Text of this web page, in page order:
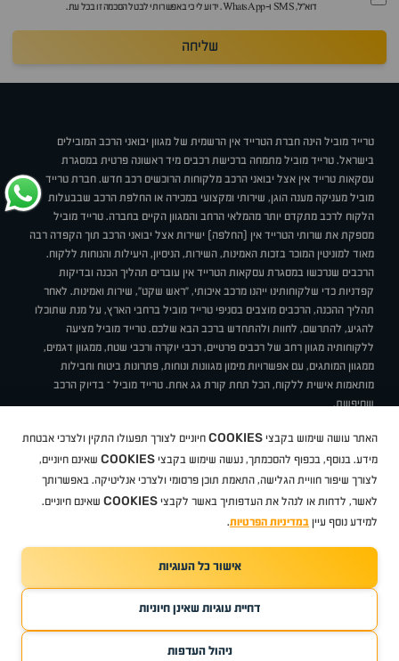
דוא״ל, SMS ו-WhatsApp. ידוע לי כי באפשרותי לבטל הסכמה זו בכל עת.
שליחה
טרייד מוביל הינה חברת הטרייד אין הרשמית של מגוון יבואני הרכב המובילים
בישראל. טרייד מוביל מתמחה ברכישת רכבים מיד ראשונה פרטית במסגרת
עסקאות טרייד אין אצל יבואני הרכב מלקוחות הרוכשים רכב חדש. חברת טרייד
מוביל מעניקה מענה הוגן, שירותי ומקצועי במכירה או החלפת הרכב שבבעלות
הלקוח לרכב מתקדם יותר מהמלאי הרחב והמגוון הקיים בחברה. טרייד מוביל
מספקת את שרותי הטרייד אין (החלפה) ישירות אצל יבואני הרכב תוך הקפדה רבה
מאוד למוניטין המוכר בזכות האמינות, השירות, הניסיון, היעילות והנוחות ללקוח.
הרכבים שנרכשו במסגרת עסקאות הטרייד אין עוברים תהליך הכנה ובדיקות
קפדניות כדי שלקוחותינו ייהנו מרכב איכותי, "ראש שקט", שירות ואמינות. לאחר
תהליך ההכנה, הרכבים מוצבים בסניפי טרייד מוביל ברחבי הארץ, על מנת שתוכלו
להגיע, להתרשם, לחוות ולהתחדש ברכב הבא שלכם. טרייד מוביל מציעה
ללקוחותיה מגוון רחב של רכבים פרטיים, רכבי יוקרה ורכבי שטח, ממגוון דגמים,
ממגוון המותגים, עם אפשרויות מימון מגוונות ונוחות, פתרונות ביטוח וחבילות
מותאמות אישית ללקוח, הכל תחת קורת גג אחת. טרייד מוביל – בדיוק הרכב
שחיפשת.
תקנוןBUY BACKמבצעיםמגזין טרייד מובילאיך זה עובד? דרושים
ניהול העדפות עוגיות
סיטרואן אופלפיג'וMG
Geelyמזדהבי ווי דיצ'רי טסלהניסאןטויוטהדאצ'יהפולקסווגןטסלה
ב מ וולקסוסאאודיסקודהיונדאירנושברולט
TradeMobile instagram
TradeMobile facebook
כל הזכויות שמורות טרייד מוביל2026
האתר עושה שימוש בקבצי COOKIES חיוניים לצורך תפעולו התקין ולצרכי אבטחת
מידע. בנוסף, בכפוף להסכמתך, נעשה שימוש בקבצי COOKIES שאינם חיוניים,
לצורך שיפור חוויית הגלישה, התאמת תוכן פרסומי ולצרכי אנליטיקה. באפשרותך
לאשר, לדחות או לנהל את העדפותיך באשר לקבצי COOKIES שאינם חיוניים.
למידע נוסף עיין במדיניות הפרטיות.
אישור כל העוגיות
דחיית עוגיות שאינן חיוניות
ניהול העדפות